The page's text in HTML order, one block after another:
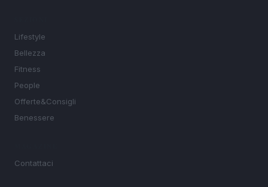
Lifestyle
Bellezza
Fitness
People
Offerte&Consigli
Benessere
Contattaci